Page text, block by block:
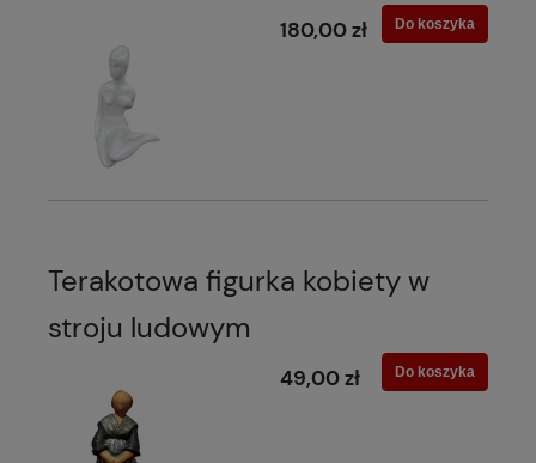
180,00 zł Do koszyka
Terakotowa figurka kobiety w
stroju ludowym
49,00 zł Do koszyka